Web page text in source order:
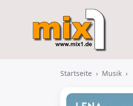
Startseite › Musik ›